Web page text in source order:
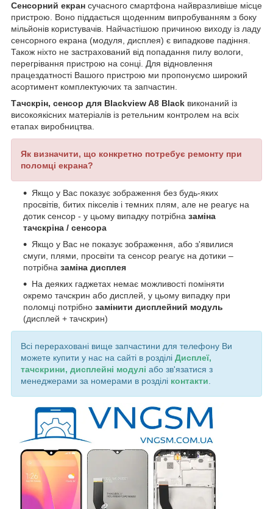
Сенсорний екран сучасного смартфона найвразливіше місце
пристрою. Воно піддається щоденним випробуванням з боку
мільйонів користувачів. Найчастішою причиною виходу із ладу
сенсорного екрана (модуля, дисплея) є випадкове падіння.
Також ніхто не застрахований від попадання пилу вологи,
перегрівання пристрою на сонці. Для відновлення
працездатності Вашого пристрою ми пропонуємо широкий
асортимент комплектуючих та запчастин.
Тачскрін, сенсор для Blackview A8 Black виконаний із
високоякісних матеріалів із ретельним контролем на всіх
етапах виробництва.
Як визначити, що конкретно потребує ремонту при
поломці екрана?
Якщо у Вас показує зображення без будь-яких
просвітів, битих пікселів і темних плям, але не реагує на
дотик сенсор - у цьому випадку потрібна заміна
тачскріна / сенсора
Якщо у Вас не показує зображення, або з'явилися
смуги, плями, просвіти та сенсор реагує на дотики –
потрібна заміна дисплея
На деяких гаджетах немає можливості поміняти
окремо тачскрин або дисплей, у цьому випадку при
поломці потрібно замінити дисплейний модуль
(дисплей + тачскрин)
Всі перераховані вище запчастини для телефону Ви
можете купити у нас на сайті в розділі Дисплеї,
тачскрини, дисплейні модулі або зв'язатися з
менеджерами за номерами в розділі контакти